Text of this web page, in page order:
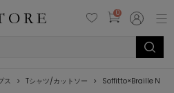
0
ス Tシャツ/カットソー Soffitto×Braille Neue